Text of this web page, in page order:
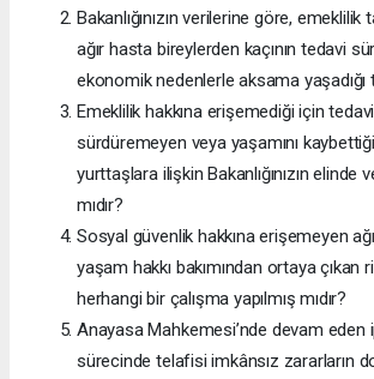
Bakanlığınızın verilerine göre, emeklilik
ağır hasta bireylerden kaçının tedavi
ekonomik nedenlerle aksama
Emeklilik hakkına erişemediği için
sürdüremeyen veya yaşamını
yurttaşlara ilişkin Bakanlığınızın elinde
mıdır?
Sosyal güvenlik hakkına erişemeyen
yaşam hakkı bakımından ortaya çıkan
herhangi bir çalışma yapılmış mıdır?
Anayasa Mahkemesi’nde devam eden
sürecinde telafisi imkânsız zararların